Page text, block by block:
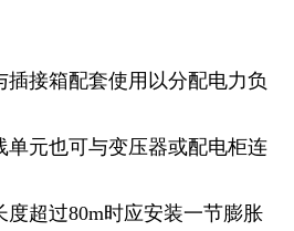
接箱配套使用以分配电力负
元也可与变压器或配电柜连
超过80m时应安装一节膨胀